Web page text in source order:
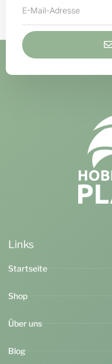
Links
Startseite
Shop
Über uns
Blog